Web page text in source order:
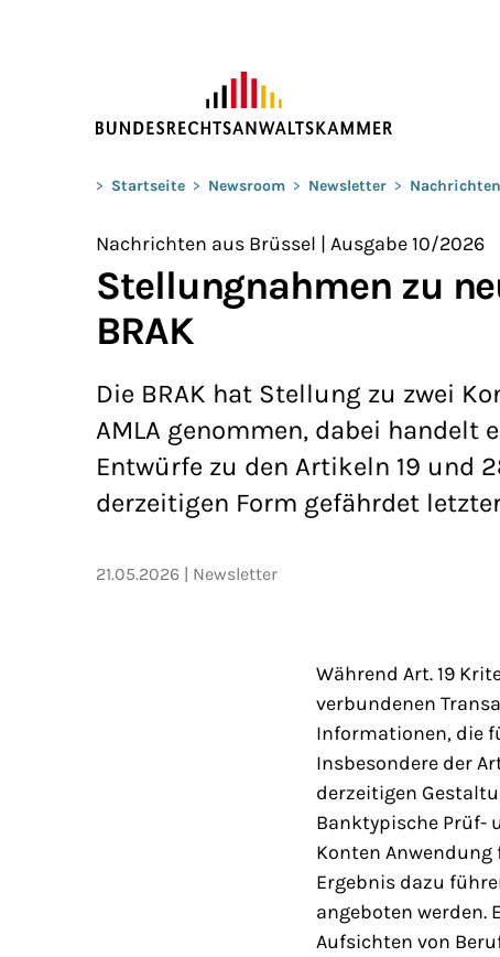
Sie befinden sich hier:
> Startseite > Newsroom > Newsletter >
Nachrichten aus Brüssel | Ausgabe 10/2026
Stellungnahmen zu
BRAK
Die BRAK hat Stellung zu zwei
AMLA genommen, dabei handelt
Entwürfe zu den Artikeln 19 und
derzeitigen Form gefährdet
21.05.2026 Newsletter
Während Art. 19
verbundenen
Informationen, die
Insbesondere der
derzeitigen
Banktypische Prüf-
Konten
Ergebnis dazu
angeboten werden.
Aufsichten von